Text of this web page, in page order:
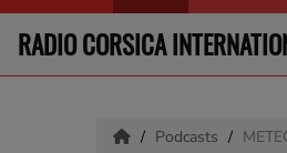
RADIO CORSICA
Podcasts